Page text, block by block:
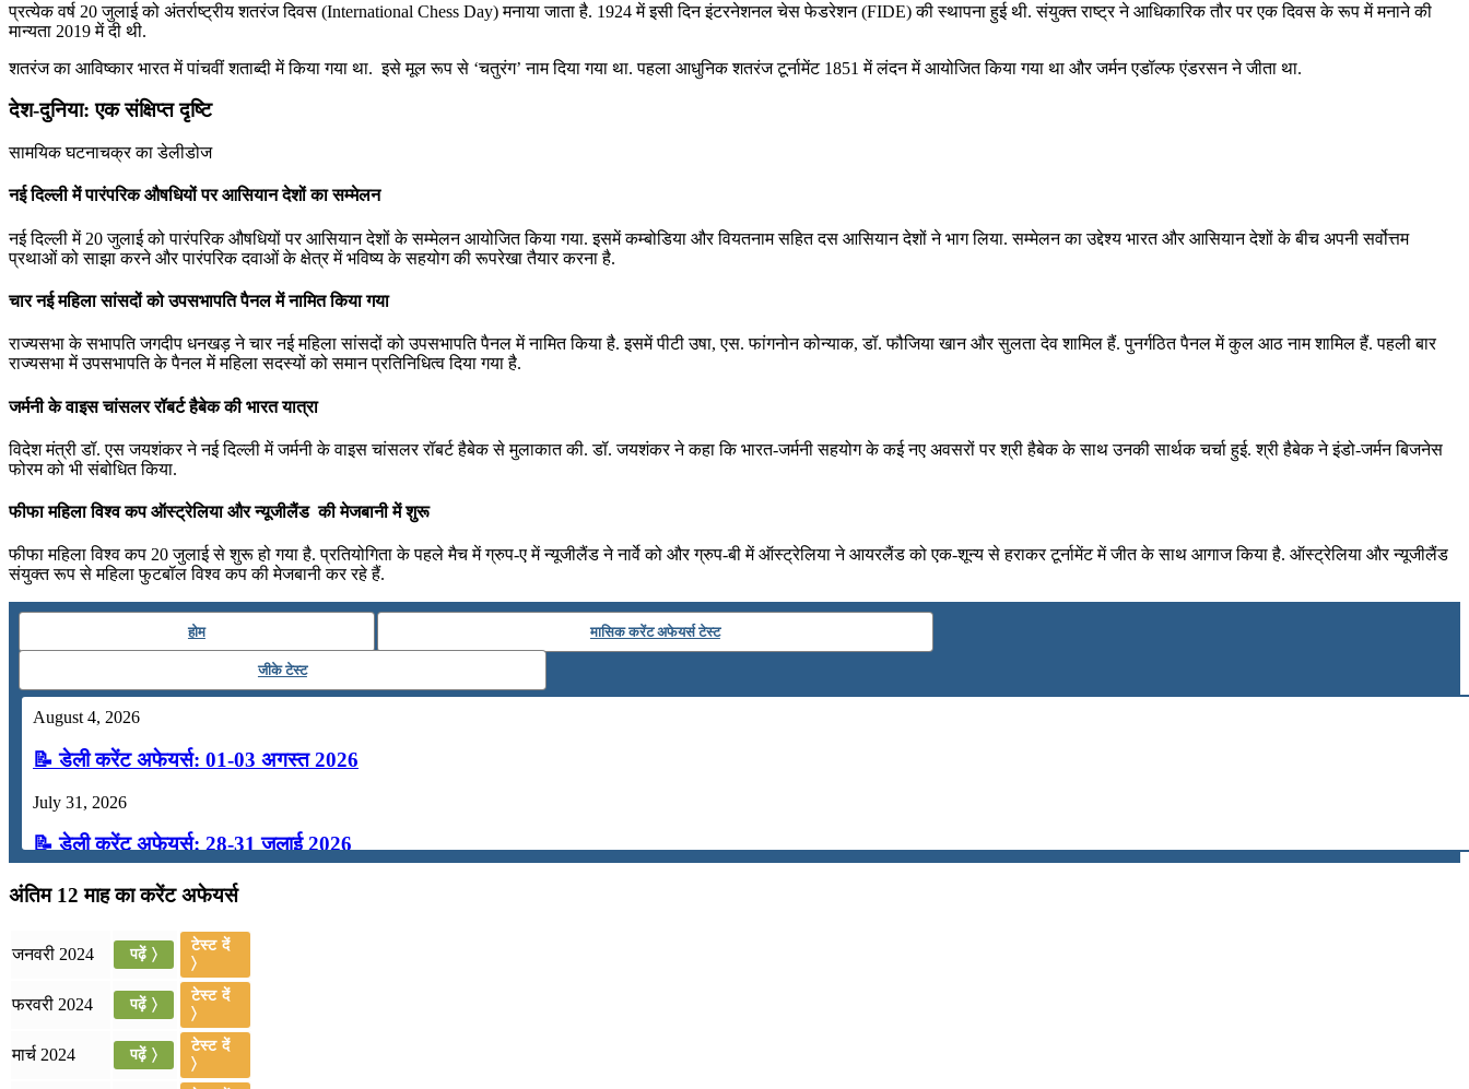
प्रत्येक वर्ष 20 जुलाई को अंतर्राष्ट्रीय शतरंज दिवस (International Chess Day) मनाया जाता है. 1924 में इसी दिन इंटरनेशनल चेस फेडरेशन (FIDE) की स्थापना हुई थी. संयुक्त राष्ट्र ने आधिकारिक तौर पर एक दिवस के रूप में मनाने की
मान्यता 2019 में दी थी.
शतरंज का आविष्कार भारत में पांचवीं शताब्दी में किया गया था. इसे मूल रूप से ‘चतुरंग’ नाम दिया गया था. पहला आधुनिक शतरंज टूर्नामेंट 1851 में लंदन में आयोजित किया गया था और जर्मन एडॉल्फ एंडरसन ने जीता था.
देश-दुनिया: एक संक्षिप्त दृष्टि
सामयिक घटनाचक्र का डेलीडोज
नई दिल्ली में पारंपरिक औषधियों पर आसियान देशों का सम्मेलन
नई दिल्ली में 20 जुलाई को पारंपरिक औषधियों पर आसियान देशों के सम्मेलन आयोजित किया गया. इसमें कम्‍बोडिया और वियतनाम सहित दस आसियान देशों ने भाग लिया. सम्मेलन का उद्देश्य भारत और आसियान देशों के बीच अपनी सर्वोत्तम
प्रथाओं को साझा करने और पारंपरिक दवाओं के क्षेत्र में भविष्य के सहयोग की रूपरेखा तैयार करना है.
चार नई महिला सांसदों को उपसभापति पैनल में नामित किया गया
राज्यसभा के सभापति जगदीप धनखड़ ने चार नई महिला सांसदों को उपसभापति पैनल में नामित किया है. इसमें पीटी उषा, एस. फांगनोन कोन्याक, डॉ. फौजिया खान और सुलता देव शामिल हैं. पुनर्गठित पैनल में कुल आठ नाम शामिल हैं. पहली बार
राज्‍यसभा में उपसभापति के पैनल में महिला सदस्यों को समान प्रतिनिधित्व दिया गया है.
जर्मनी के वाइस चांसलर रॉबर्ट हैबेक की भारत यात्रा
विदेश मंत्री डॉ. एस जयशंकर ने नई दिल्ली में जर्मनी के वाइस चांसलर रॉबर्ट हैबेक से मुलाकात की. डॉ. जयशंकर ने कहा कि भारत-जर्मनी सहयोग के कई नए अवसरों पर श्री हैबेक के साथ उनकी सार्थक चर्चा हुई. श्री हैबेक ने इंडो-जर्मन बिजनेस
फोरम को भी संबोधित किया.
फीफा महिला विश्‍व कप ऑस्‍ट्रेलिया और न्‍यूजीलैंड की मेजबानी में शुरू
फीफा महिला विश्‍व कप 20 जुलाई से शुरू हो गया है. प्रतियोगिता के पहले मैच में ग्रुप-ए में न्‍यूजीलैंड ने नार्वे को और ग्रुप-बी में ऑस्‍ट्रेलिया ने आयरलैंड को एक-शून्‍य से हराकर टूर्नामेंट में जीत के साथ आगाज किया है. ऑस्‍ट्रेलिया और न्‍यूजीलैंड
संयुक्‍त रूप से महिला फुटबॉल विश्‍व कप की मेजबानी कर रहे हैं.
होम मासिक करेंट अफेयर्स टेस्ट
जीके टेस्ट
August 4, 2026
📝 डेली करेंट अफेयर्स: 01-03 अगस्त 2026
July 31, 2026
📝 डेली करेंट अफेयर्स: 28-31 जुलाई 2026
July 28, 2026
📝 डेली करेंट अफेयर्स: 25-27 जुलाई 2026
July 25, 2026
📝 डेली करेंट अफेयर्स: 22-24 जुलाई 2026
July 22, 2026
अंतिम 12 माह का करेंट अफेयर्स
जनवरी 2024 पढ़ें 〉
टेस्ट दें
〉
फरवरी 2024 पढ़ें 〉
टेस्ट दें
〉
मार्च 2024 पढ़ें 〉
टेस्ट दें
〉